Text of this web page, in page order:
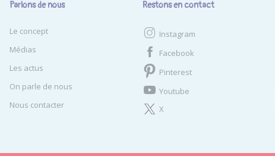
Parlons de nous
Le concept
Médias
Les actus
On parle de nous
Nous contacter
Restons en contact
Instagram
Facebook
Pinterest
Youtube
X